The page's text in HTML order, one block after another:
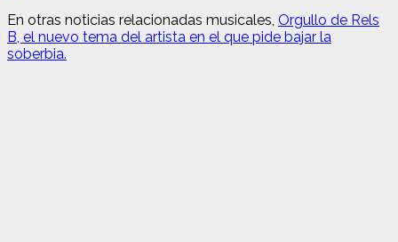
En otras noticias relacionadas musicales, Orgullo de Rels
B, el nuevo tema del artista en el que pide bajar la
soberbia.